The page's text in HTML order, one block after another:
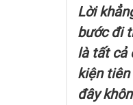
Lời
bước đi
là tất cả
kiện tiên
đây